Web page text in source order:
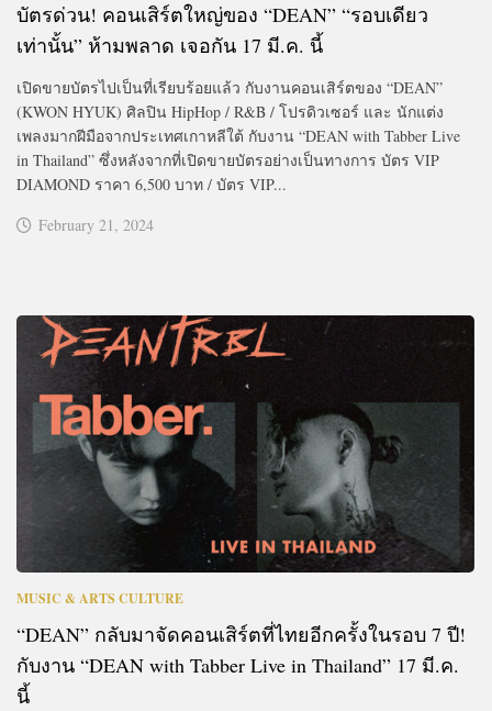
บัตรด่วน! คอนเสิร์ตใหญ่ของ “DEAN” “รอบเดียว
เท่านั้น” ห้ามพลาด เจอกัน 17 มี.ค. นี้
เปิดขายบัตรไปเป็นที่เรียบร้อยแล้ว กับงานคอนเสิร์ตของ “DEAN”
(KWON HYUK) ศิลปิน HipHop / R&B / โปรดิวเซอร์ และ นักแต่ง
เพลงมากฝีมือจากประเทศเกาหลีใต้ กับงาน “DEAN with Tabber Live
in Thailand” ซึ่งหลังจากที่เปิดขายบัตรอย่างเป็นทางการ บัตร VIP
DIAMOND ราคา 6,500 บาท / บัตร VIP...
February 21, 2024
MUSIC & ARTS CULTURE
“DEAN” กลับมาจัดคอนเสิร์ตที่ไทยอีกครั้งในรอบ 7 ปี!
กับงาน “DEAN with Tabber Live in Thailand” 17 มี.ค.
นี้